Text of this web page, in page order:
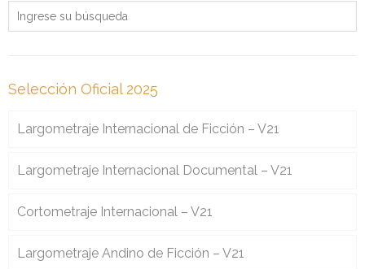
Selección Oficial 2025
Largometraje Internacional de Ficción – V21
Largometraje Internacional Documental – V21
Cortometraje Internacional – V21
Largometraje Andino de Ficción – V21